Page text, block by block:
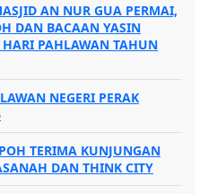
AN NUR GUA PERMAI,
DAN BACAAN YASIN
PAHLAWAN TAHUN
NEGERI PERAK
TERIMA KUNJUNGAN
DAN THINK CITY